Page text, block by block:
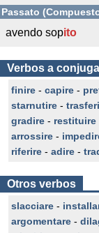
Passato
avendo sopito
Verbos a
finire - capire -
starnutire -
gradire - restituire
arrossire -
riferire - adire -
Otros verbos
slacciare -
argomentare -